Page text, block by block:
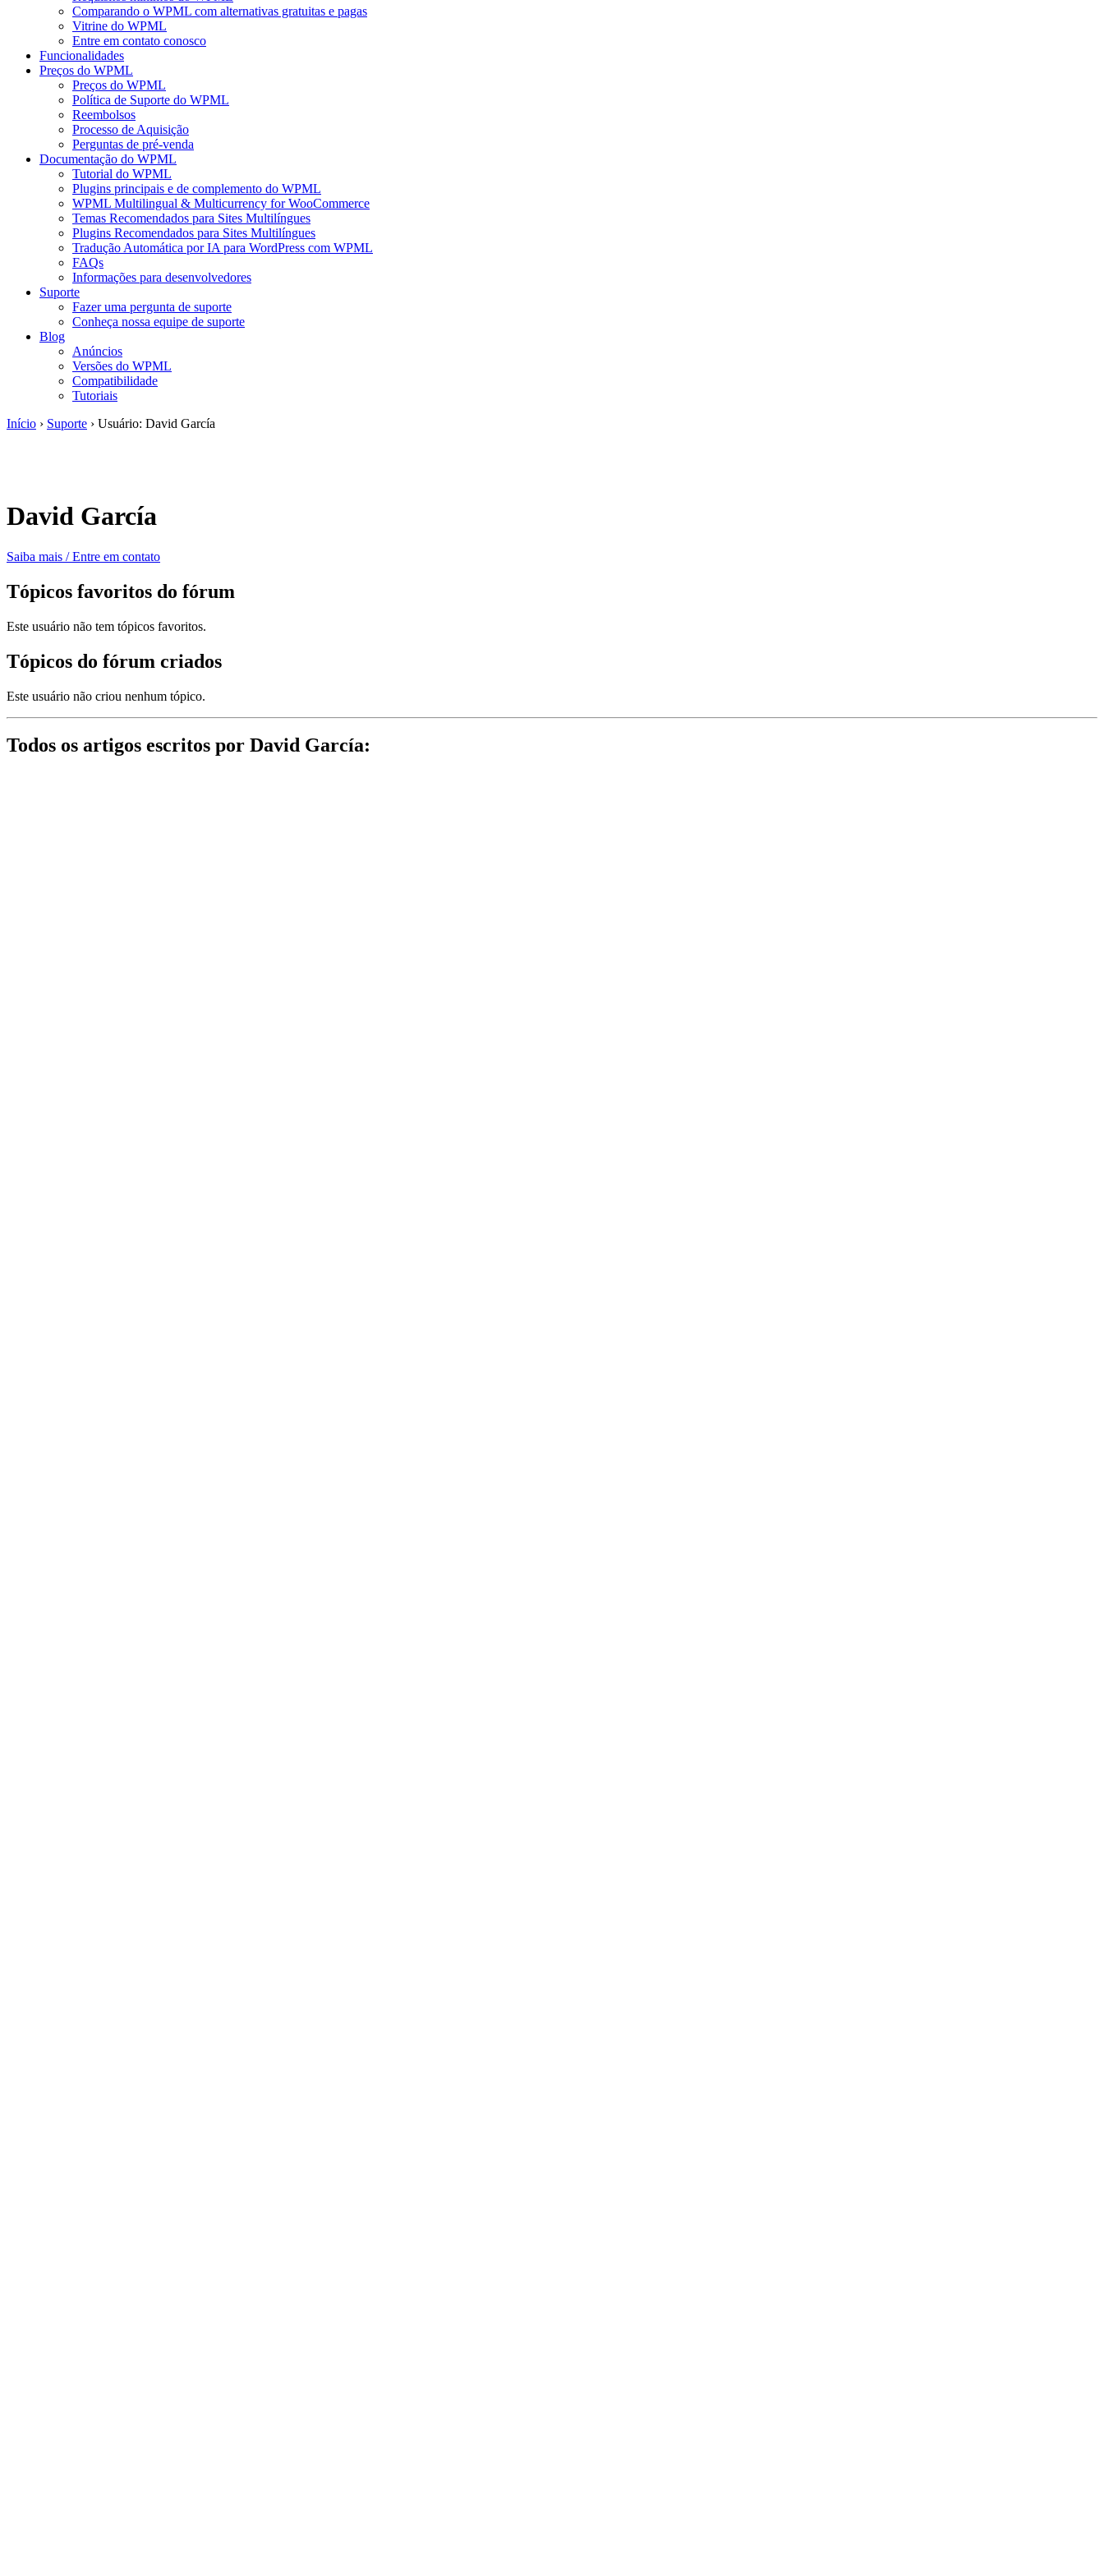
Comparando o WPML com alternativas gratuitas e pagas
Vitrine do WPML
Entre em contato conosco
Funcionalidades
Preços do WPML
Preços do WPML
Política de Suporte do WPML
Reembolsos
Processo de Aquisição
Perguntas de pré-venda
Documentação do WPML
Tutorial do WPML
Plugins principais e de complemento do WPML
WPML Multilingual & Multicurrency for WooCommerce
Temas Recomendados para Sites Multilíngues
Plugins Recomendados para Sites Multilíngues
Tradução Automática por IA para WordPress com WPML
FAQs
Informações para desenvolvedores
Suporte
Fazer uma pergunta de suporte
Conheça nossa equipe de suporte
Blog
Anúncios
Versões do WPML
Compatibilidade
Tutoriais
Início › Suporte › Usuário: David García
David García
Saiba mais / Entre em contato
Tópicos favoritos do fórum
Este usuário não tem tópicos favoritos.
Tópicos do fórum criados
Este usuário não criou nenhum tópico.
Todos os artigos escritos por David García: